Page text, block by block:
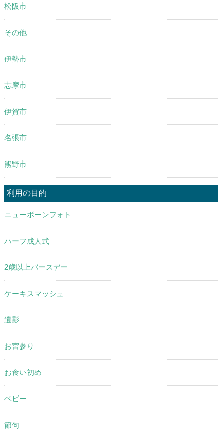
松阪市
その他
伊勢市
志摩市
伊賀市
名張市
熊野市
利用の目的
ニューボーンフォト
ハーフ成人式
2歳以上バースデー
ケーキスマッシュ
遺影
お宮参り
お食い初め
ベビー
節句